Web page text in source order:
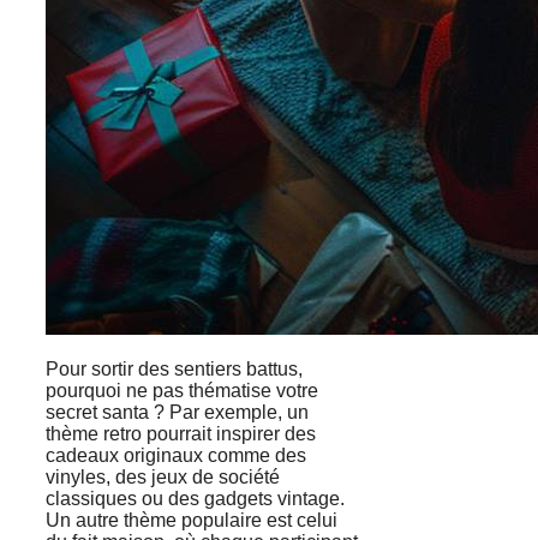
Pour sortir des sentiers battus,
pourquoi ne pas thématise votre
secret santa ? Par exemple, un
thème retro pourrait inspirer des
cadeaux originaux comme des
vinyles, des jeux de société
classiques ou des gadgets vintage.
Un autre thème populaire est celui